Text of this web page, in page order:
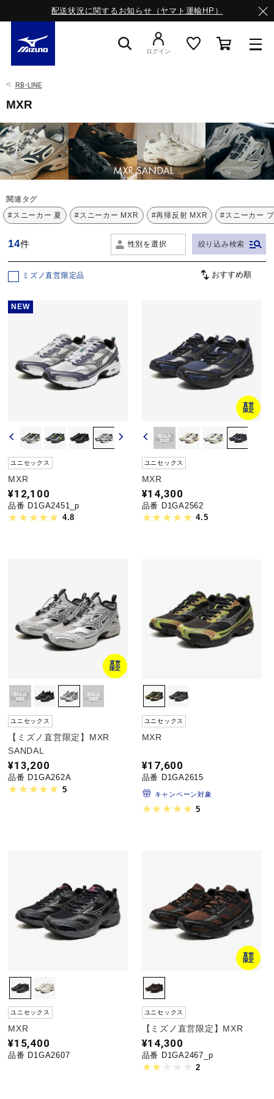
配送状況に関するお知らせ（ヤマト運輸HP）
ライフスタイルウエア
ランニング
サッカー／フットサル
ゴルフ
バレーボール
テニス／ソフトテニス
卓球
ソフトボール
ライフスタイルグッズ
インナー
寝具／ミズノスリープ
ログイン
RB-LINE
MXR
関連タグ
#スニーカー 夏
#スニーカー MXR #再帰反射 MXR #スニーカー
14件 性別を選択 絞り込み検索
ミズノ直営限定品
NEW
ユニセックス
MXR
¥12,100
品番 D1GA2451_p
4.8
直営
限定
ユニセックス
MXR
¥14,300
品番 D1GA2562
4.5
直営
限定
ユニセックス
【ミズノ直営限定】MXR
SANDAL
¥13,200
品番 D1GA262A
5
ユニセックス
MXR
¥17,600
品番 D1GA2615
キャンペーン対象
5
ユニセックス
MXR
¥15,400
品番 D1GA2607
直営
限定
ユニセックス
【ミズノ直営限定】MXR
¥14,300
品番 D1GA2467_p
2